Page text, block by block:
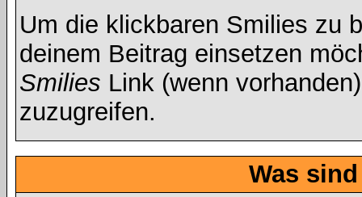
Um die klickbaren Smilies zu
deinem Beitrag einsetzen
Smilies Link (wenn
zuzugreifen.
Was